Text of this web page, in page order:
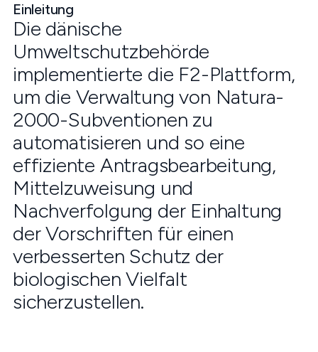
Einleitung
Die dänische
Umweltschutzbehörde
implementierte die F2-Plattform,
um die Verwaltung von Natura-
2000-Subventionen zu
automatisieren und so eine
effiziente Antragsbearbeitung,
Mittelzuweisung und
Nachverfolgung der Einhaltung
der Vorschriften für einen
verbesserten Schutz der
biologischen Vielfalt
sicherzustellen.